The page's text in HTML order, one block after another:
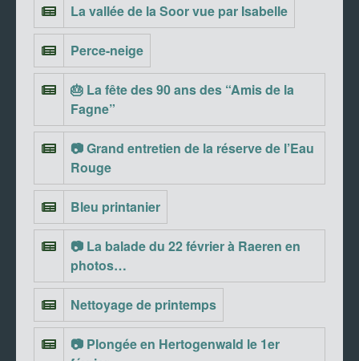
La vallée de la Soor vue par Isabelle
Perce-neige
🎂 La fête des 90 ans des “Amis de la
Fagne”
📷 Grand entretien de la réserve de l’Eau
Rouge
Bleu printanier
📷 La balade du 22 février à Raeren en
photos…
Nettoyage de printemps
📷 Plongée en Hertogenwald le 1er